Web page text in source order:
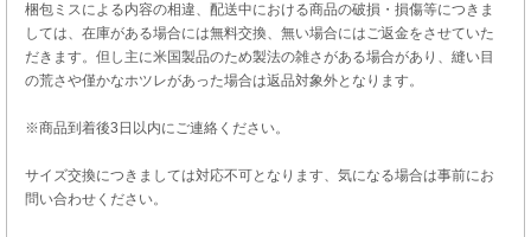
梱包ミスによる内容の相違、配送中における商品の破損・損傷等につきま
しては、在庫がある場合には無料交換、無い場合にはご返金をさせていた
だきます。但し主に米国製品のため製法の雑さがある場合があり、縫い目
の荒さや僅かなホツレがあった場合は返品対象外となります。
※商品到着後3日以内にご連絡ください。
サイズ交換につきましては対応不可となります、気になる場合は事前にお
問い合わせください。